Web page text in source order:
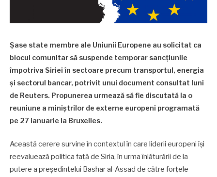
Şase state membre ale Uniunii Europene au solicitat ca
blocul comunitar să suspende temporar sancţiunile
împotriva Siriei în sectoare precum transportul, energia
şi sectorul bancar, potrivit unui document consultat luni
de Reuters. Propunerea urmează să fie discutată la o
reuniune a miniştrilor de externe europeni programată
pe 27 ianuarie la Bruxelles.
Această cerere survine în contextul în care liderii europeni îşi
reevaluează politica faţă de Siria, în urma înlăturării de la
putere a preşedintelui Bashar al-Assad de către forţele